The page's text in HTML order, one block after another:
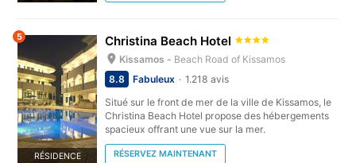
RÉSIDENCE
5 Christina Beach Hotel
Kissamos - Beach Road of Kissamos
8.8
Fabuleux
1.218 avis
Situé sur le front de mer de la ville de Kissamos, le
Christina Beach Hotel propose des hébergements
spacieux offrant une vue sur la mer.
RÉSERVEZ MAINTENANT